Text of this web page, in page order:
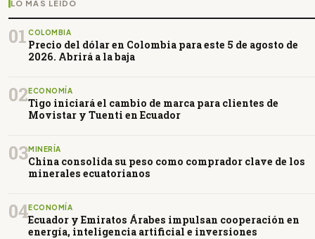
LO MÁS LEÍDO
01 COLOMBIA
Precio del dólar en Colombia para este 5 de agosto de
2026. Abrirá a la baja
02ECONOMÍA
Tigo iniciará el cambio de marca para clientes de
Movistar y Tuenti en Ecuador
03MINERÍA
China consolida su peso como comprador clave de los
minerales ecuatorianos
04ECONOMÍA
Ecuador y Emiratos Árabes impulsan cooperación en
energía, inteligencia artificial e inversiones